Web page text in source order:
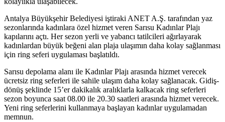
Antalya Büyükşehir Belediyesi iştiraki ANET A.Ş. tarafından yaz
sezonlarında kadınlara özel hizmet veren Sarısu Kadınlar Plajı
kapılarını açtı. Her sezon yerli ve yabancı tatilcileri ağırlayarak
kadınlardan büyük beğeni alan plaja ulaşımın daha kolay sağlanması
için ring seferi uygulaması başlatıldı.
Sarısu depolama alanı ile Kadınlar Plajı arasında hizmet verecek
ücretsiz ring seferleri ile sahile ulaşım daha kolay sağlanacak. Gidiş-
dönüş şeklinde 15’er dakikalık aralıklarla kalkacak ring seferleri
sezon boyunca saat 08.00 ile 20.30 saatleri arasında hizmet verecek.
Yeni ring seferlerini kullanmaya başlayan kadınlar uygulamadan
memnun.